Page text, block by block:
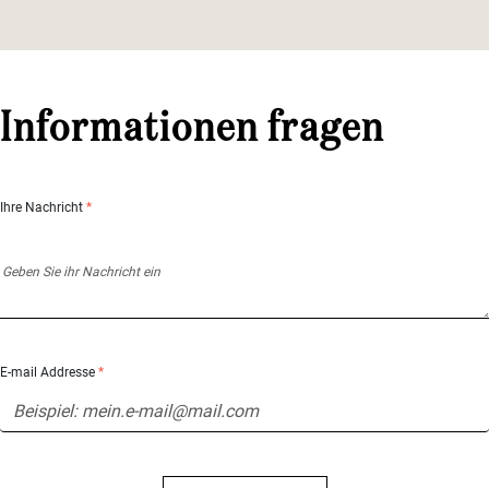
Informationen fragen
Ihre Nachricht *
E-mail Addresse *